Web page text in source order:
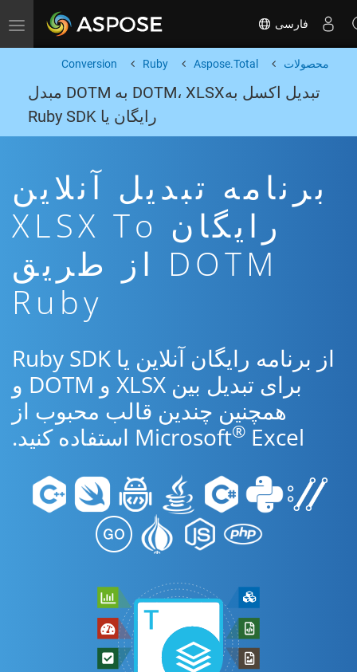
Toggle navigation فارسی
محصولات Aspose.Total
Ruby
Conversion
تبدیل اکسل بهDOTM، XLSX به DOTM مبدل
رایگان یا Ruby SDK
برنامه تبدیل آنلاین
رایگان XLSX To
DOTM از طریق
Ruby
از برنامه رایگان آنلاین یا Ruby SDK
برای تبدیل بین XLSX و DOTM و
همچنین چندین قالب محبوب از
Microsoft® Excel استفاده کنید.